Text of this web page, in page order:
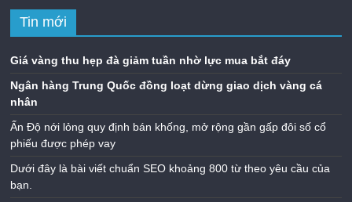
Tin mới
Giá vàng thu hẹp đà giảm tuần nhờ lực mua bắt đáy
Ngân hàng Trung Quốc đồng loạt dừng giao dịch vàng cá
nhân
Ấn Độ nới lỏng quy định bán khống, mở rộng gần gấp đôi số cổ
phiếu được phép vay
Dưới đây là bài viết chuẩn SEO khoảng 800 từ theo yêu cầu của
bạn.